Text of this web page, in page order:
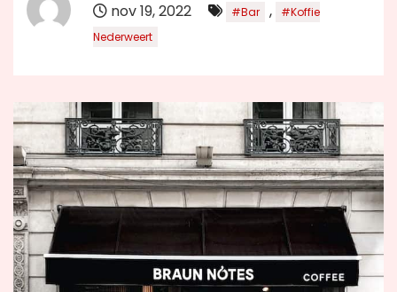
nov 19, 2022 #Bar ,
#Koffie
Nederweert